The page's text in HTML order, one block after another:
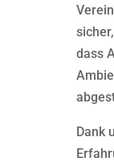
sicher,
dass
Dank